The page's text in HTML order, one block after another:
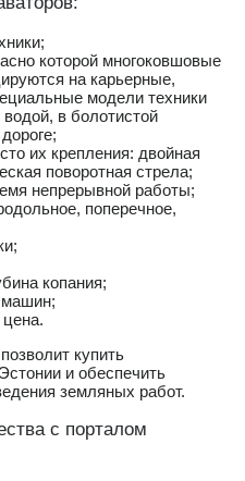
которой многоковшовые
на карьерные,
модели техники
в болотистой
их крепления: двойная
поворотная стрела;
непрерывной работы;
поперечное,
копания;
машин;
купить
и обеспечить
земляных работ.
с порталом